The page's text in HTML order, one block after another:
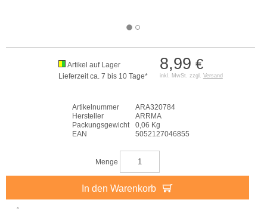
8,99 €
inkl. MwSt. zzgl. Versand
Artikel auf Lager
Lieferzeit ca. 7 bis 10 Tage*
Artikelnummer
ARA320784
Hersteller
ARRMA
Packungsgewicht
0,06 Kg
EAN
5052127046855
Menge
In den Warenkorb